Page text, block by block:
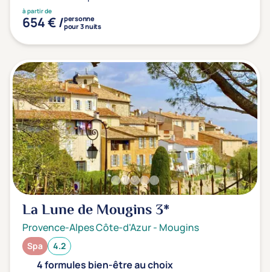
Établissements proches de chez moi
Km
Transports & hébergement
Soins sans hébergement
(0)
Offre séjour + vol inclus
(0)
à partir de
654 € /personne
pour 3 nuits
La Lune de Mougins3*
Provence-Alpes Côte-d'Azur- Mougins
Spa 4.2
4 formules bien-être au choix